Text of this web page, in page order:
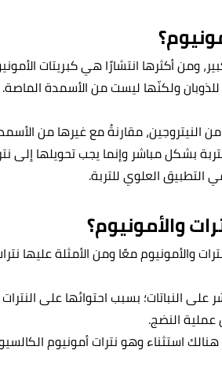
ومن أكثرها انتشارًا هي كبريتات
ولكنّها ليست من الأسمدة الماصة.
النيتروجين، مقارنةُ مع غيرها من
بشكل مباشر وإنما يجب تحويلها إلى
العلوي للتربة.
والأمونيوم؟
والأمونيوم معًا ومن الأمثلة عليها
النباتات؛ بسبب احتوائها على النترات
عملية النضج.
استثناء وهو نترات أمونيوم